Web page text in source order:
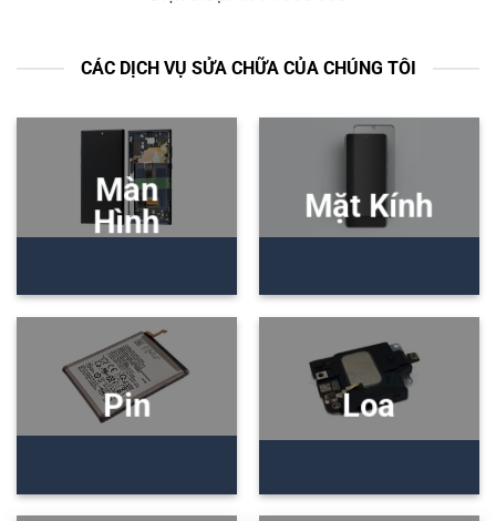
CÁC DỊCH VỤ SỬA CHỮA CỦA CHÚNG TÔI
Màn
Hình
Mặt Kính
Pin Loa